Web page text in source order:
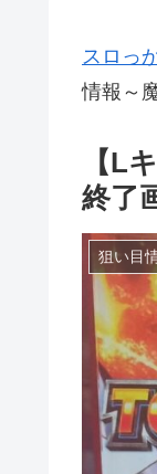
スロっ
情報～
【L
終了
狙い目